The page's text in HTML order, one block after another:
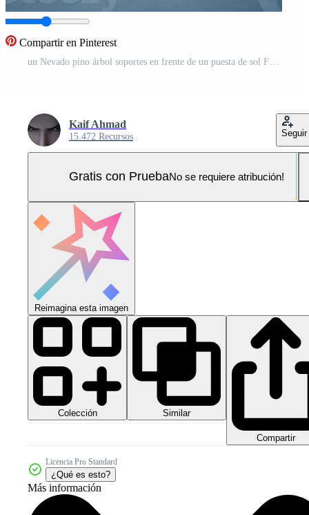
Compartir en Pinterest
Kaif Ahmad
15.472 Recursos Seguir
Gratis con PruebaNo se requiere atribución!
Reimagina esta imagen
Colección Similar
Compartir
Licencia Pro Standard
¿Qué es esto?
Más información